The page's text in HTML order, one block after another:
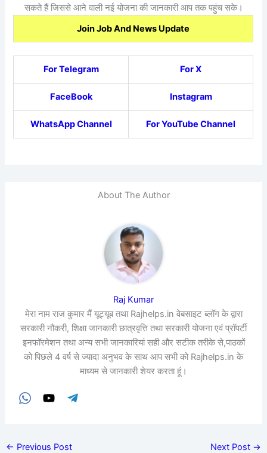
सकते हैं जिससे आने वाली नई योजना की जानकारी आप तक पहुंच सके।
Join Job And News Update
For Telegram For X
FaceBook Instagram
WhatsApp Channel For YouTube Channel
About The Author
Raj Kumar
मेरा नाम राज कुमार मैं यूट्यूब तथा Rajhelps.in वेबसाइट ब्लॉग के द्वारा
सरकारी नौकरी, शिक्षा जानकारी छात्रवृत्ति तथा सरकारी योजना एवं प्रॉपर्टी
इनफॉरमेशन तथा अन्य सभी जानकारियां सही और सटीक तरीके से,पाठकों
को पिछले 4 वर्ष से ज्यादा अनुभव के साथ आप सभी को Rajhelps.in के
माध्यम से जानकारी शेयर करता हूं।
← Previous Post Next Post →